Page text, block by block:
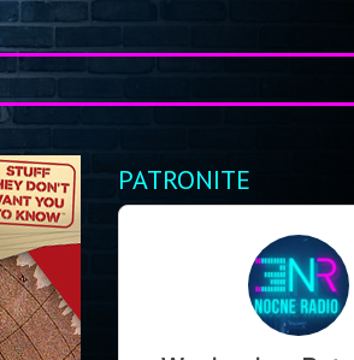
PATRONITE